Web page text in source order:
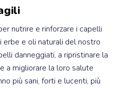
nutrire e rinforzare i capelli
erbe e oli naturali del nostro
danneggiati, a ripristinare la
a migliorare la loro salute
più sani, forti e lucenti, più